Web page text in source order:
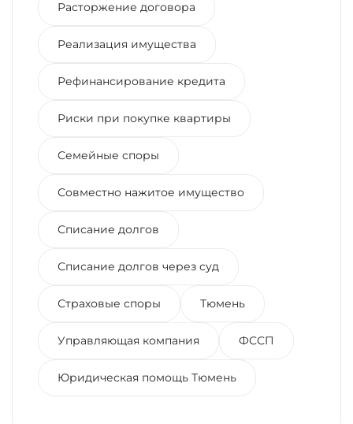
Расторжение договора
Реализация имущества
Рефинансирование кредита
Риски при покупке квартиры
Семейные споры
Совместно нажитое имущество
Списание долгов
Списание долгов через суд
Страховые споры Тюмень
Управляющая компания ФССП
Юридическая помощь Тюмень